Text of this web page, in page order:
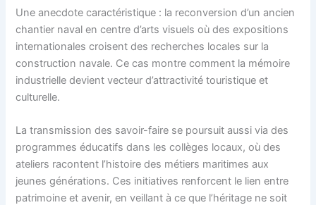
Une anecdote caractéristique : la reconversion d’un ancien
chantier naval en centre d’arts visuels où des expositions
internationales croisent des recherches locales sur la
construction navale. Ce cas montre comment la mémoire
industrielle devient vecteur d’attractivité touristique et
culturelle.
La transmission des savoir-faire se poursuit aussi via des
programmes éducatifs dans les collèges locaux, où des
ateliers racontent l’histoire des métiers maritimes aux
jeunes générations. Ces initiatives renforcent le lien entre
patrimoine et avenir, en veillant à ce que l’héritage ne soit